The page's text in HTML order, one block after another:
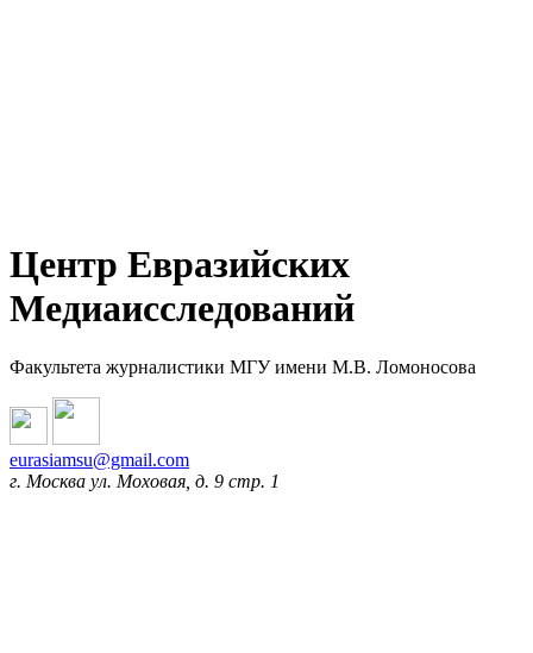
Центр Евразийских
Медиаисследований
Факультета журналистики МГУ имени М.В. Ломоносова
eurasiamsu@gmail.com
г. Москва ул. Моховая, д. 9 стр. 1